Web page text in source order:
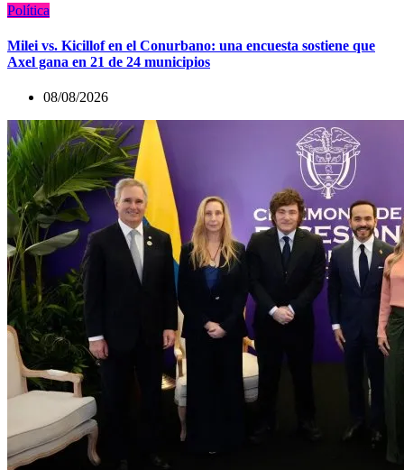
Política
Milei vs. Kicillof en el Conurbano: una encuesta sostiene que
Axel gana en 21 de 24 municipios
08/08/2026